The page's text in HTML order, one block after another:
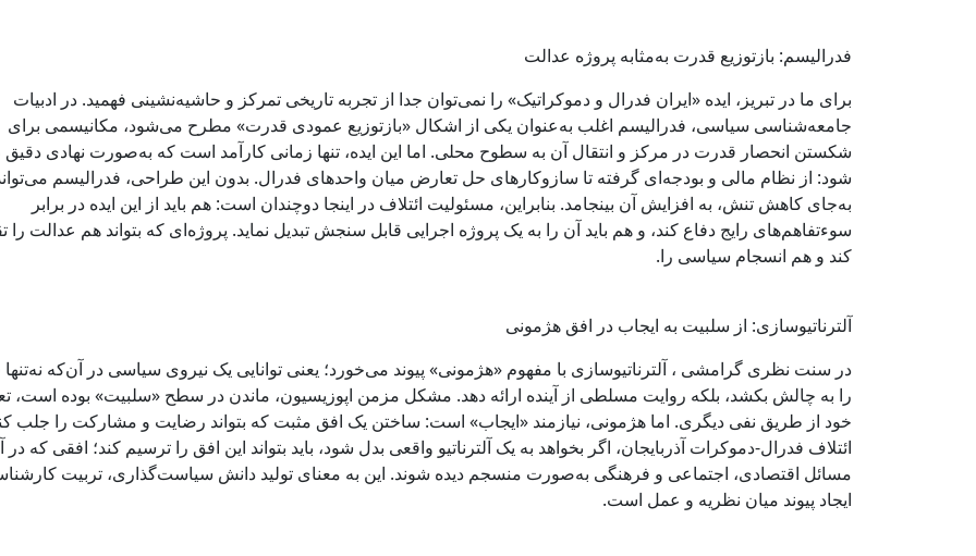
فدرالیسم: بازتوزیع قدرت به‌مثابه پروژه عدالت
برای ما در تبریز، ایده «ایران فدرال و دموکراتیک» را نمی‌توان جدا از تجربه تاریخی تمرکز و حاشیه‌نشینی فهمید. در ادبیات
جامعه‌شناسی سیاسی، فدرالیسم اغلب به‌عنوان یکی از اشکال «بازتوزیع عمودی قدرت» مطرح می‌شود، مکانیسمی برای
شکستن انحصار قدرت در مرکز و انتقال آن به سطوح محلی. اما این ایده، تنها زمانی کارآمد است که به‌صورت نهادی
شود: از نظام مالی و بودجه‌ای گرفته تا سازوکارهای حل تعارض میان واحدهای فدرال. بدون این طراحی، فدرالیسم
به‌جای کاهش تنش، به افزایش آن بینجامد. بنابراین، مسئولیت ائتلاف در اینجا دوچندان است: هم باید از این ایده در برابر
سوءتفاهم‌های رایج دفاع کند، و هم باید آن را به یک پروژه اجرایی قابل سنجش تبدیل نماید. پروژه‌ای که بتواند هم عدالت را
کند و هم انسجام سیاسی را.
آلترناتیوسازی: از سلبیت به ایجاب در افق هژمونی
در سنت نظری گرامشی ، آلترناتیوسازی با مفهوم «هژمونی» پیوند می‌خورد؛ یعنی توانایی یک نیروی سیاسی در آن‌که
را به چالش بکشد، بلکه روایت مسلطی از آینده ارائه دهد. مشکل مزمن اپوزیسیون، ماندن در سطح «سلبیت» بوده است،
خود از طریق نفی دیگری. اما هژمونی، نیازمند «ایجاب» است: ساختن یک افق مثبت که بتواند رضایت و مشارکت را جلب
ائتلاف فدرال-دموکرات آذربایجان، اگر بخواهد به یک آلترناتیو واقعی بدل شود، باید بتواند این افق را ترسیم کند؛ افقی که در
مسائل اقتصادی، اجتماعی و فرهنگی به‌صورت منسجم دیده شوند. این به معنای تولید دانش سیاست‌گذاری، تربیت
ایجاد پیوند میان نظریه و عمل است.